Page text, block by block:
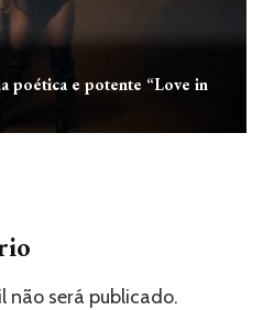
poética e potente “Love in
não será publicado.